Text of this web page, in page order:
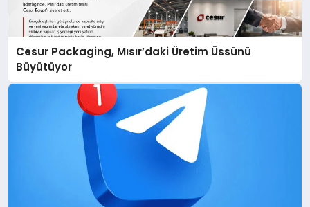
Cesur Packaging, Mısır’daki Üretim Üssünü
Büyütüyor